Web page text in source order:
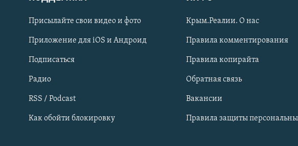
Українською
Qırımtatar
ПРИСОЕДИНЯЙТЕСЬ!
Присылайте свои видео и фото
Приложение для iOS и Андроид
Подписаться
Радио
RSS / Podcast
Как обойти блокировку
Крым.Реалии. О нас
Правила комментирования
Правила копирайта
Обратная связь
Вакансии
Правила защиты